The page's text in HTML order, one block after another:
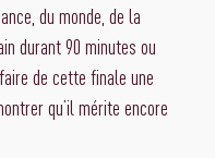
du monde, de la
durant 90 minutes ou
de cette finale une
qu’il mérite encore